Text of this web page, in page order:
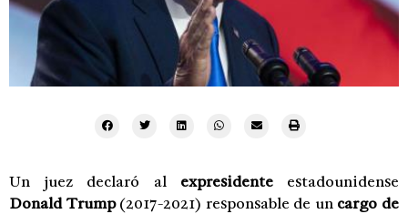
Un juez declaró al expresidenteestadounidense
Donald Trump(2017-2021) responsable de un cargo de